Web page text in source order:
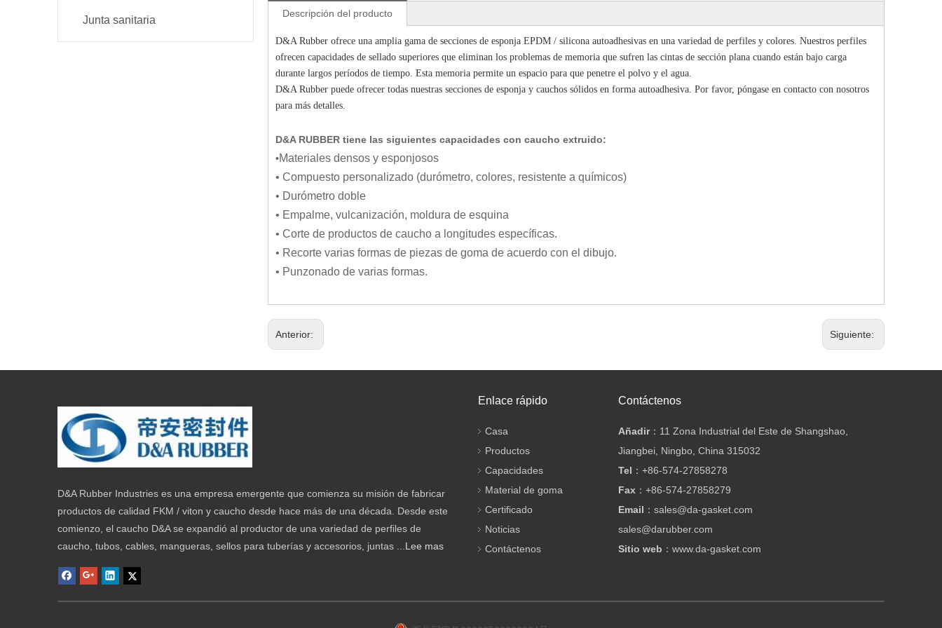
Junta sanitaria
Descripción del producto
D&A Rubber ofrece una amplia gama de secciones de esponja EPDM / silicona autoadhesivas en una variedad de perfiles y colores. Nuestros perfiles
ofrecen capacidades de sellado superiores que eliminan los problemas de memoria que sufren las cintas de sección plana cuando están bajo carga
durante largos períodos de tiempo. Esta memoria permite un espacio para que penetre el polvo y el agua.
D&A Rubber puede ofrecer todas nuestras secciones de esponja y cauchos sólidos en forma autoadhesiva. Por favor, póngase en contacto con nosotros
para más detalles.
D&A RUBBER tiene las siguientes capacidades con caucho extruido:
•Materiales densos y esponjosos
• Compuesto personalizado (durómetro, colores, resistente a químicos)
• Durómetro doble
• Empalme, vulcanización, moldura de esquina
• Corte de productos de caucho a longitudes específicas.
• Recorte varias formas de piezas de goma de acuerdo con el dibujo.
• Punzonado de varias formas.
Anterior: Siguiente:
D&A Rubber Industries es una empresa emergente que comienza su misión de fabricar
productos de calidad FKM / viton y caucho desde hace más de una década. Desde este
comienzo, el caucho D&A se expandió al productor de una variedad de perfiles de
caucho, tubos, cables, mangueras, sellos para tuberías y accesorios, juntas ... Lee mas
Enlace rápido
Casa
Productos
Capacidades
Material de goma
Certificado
Noticias
Contáctenos
Contáctenos
Añadir：11 Zona Industrial del Este de Shangshao,
Jiangbei, Ningbo, China 315032
Tel ： +86-574-27858278
Fax ： +86-574-27858279
Email ： sales@da-gasket.com
sales@darubber.com
Sitio web ： www.da-gasket.com